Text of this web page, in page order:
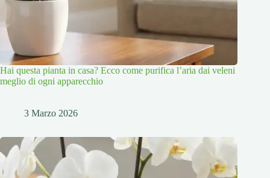
Hai questa pianta in casa? Ecco come purifica l’aria dai veleni
meglio di ogni apparecchio
3 Marzo 2026